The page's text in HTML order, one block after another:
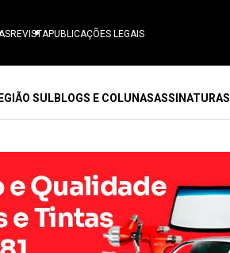
REVISTAPUBLICAÇÕES LEGAIS
SULBLOGS E COLUNASASSINATURAS